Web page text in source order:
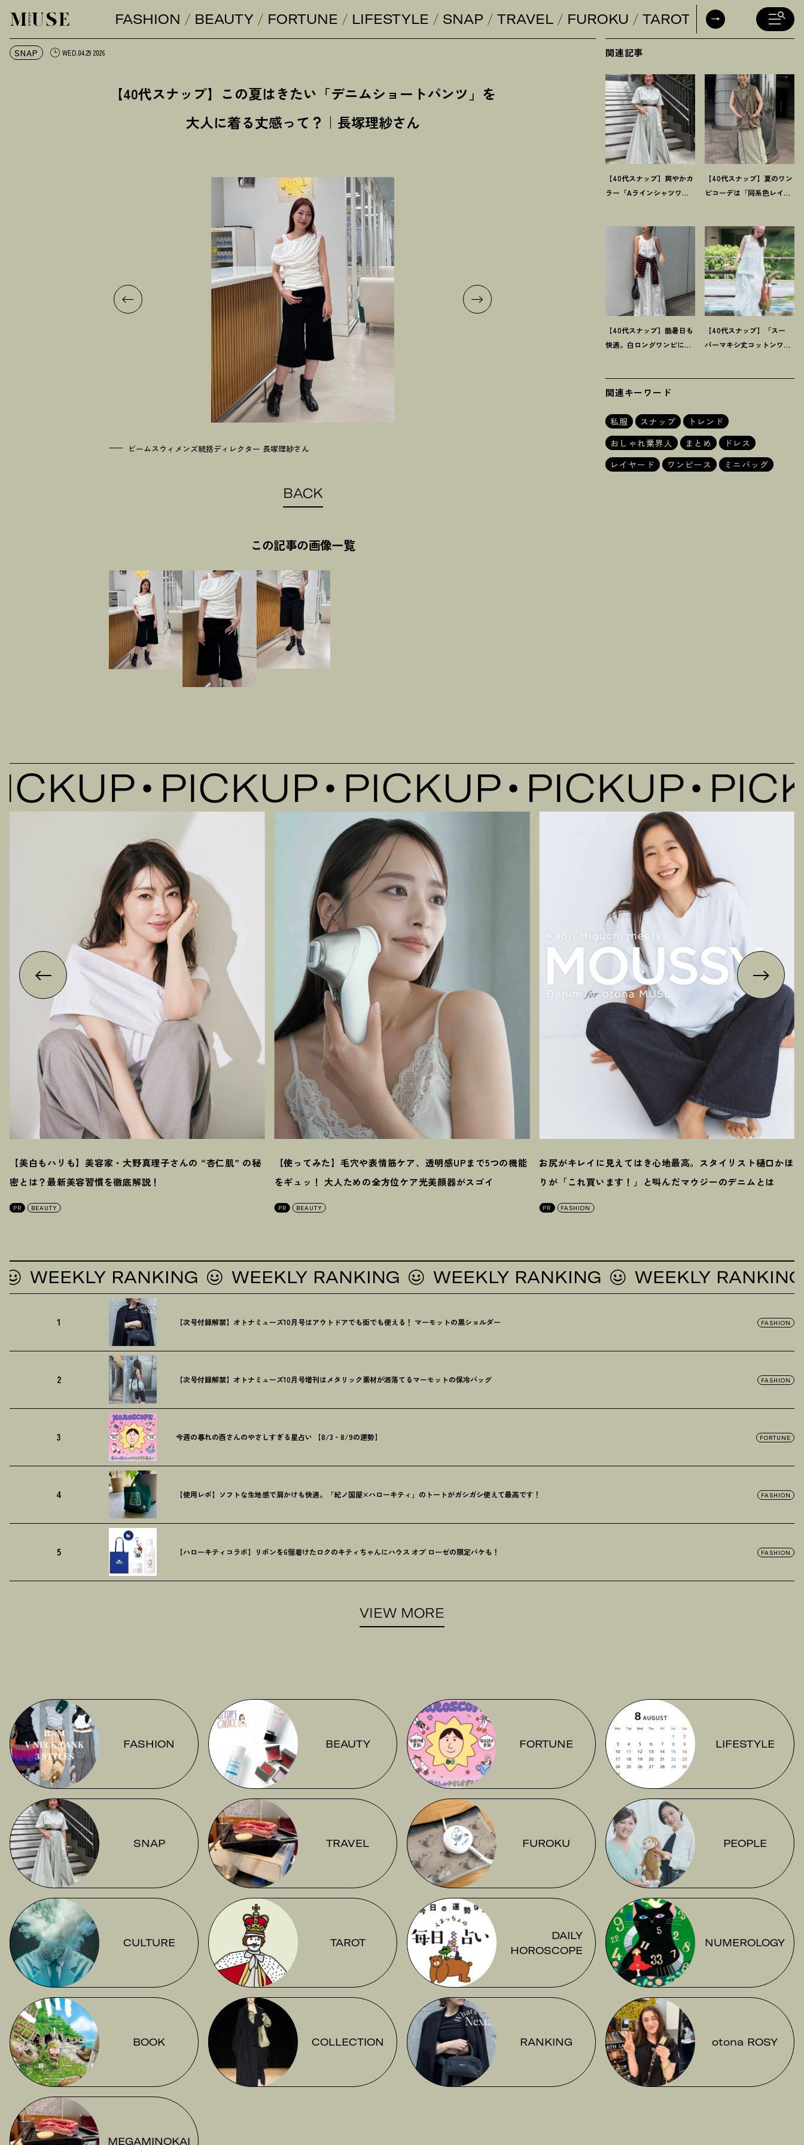
オトナミューズ ウェブFASHION BEAUTY FORTUNE LIFESTYLE SNAP TRAVEL FUROKU TAROT DAILY
SNAP WED.04.29 2026
【40代スナップ】この夏はきたい「デニムショートパンツ」を
大人に着る丈感って ？ ｜長塚理紗さん
ビームスウィメンズ統括ディレクター 長塚理紗さん ビームスウィメンズ統括ディレクター 長塚理紗さん
BACK
この記事の画像一覧
関連記事
【40代スナップ】爽やかカ
ラー「Aラインシャツワン
【40代スナップ】夏のワン
ピコーデは「同系色レイ
【40代スナップ】酷暑日も
快適。白ロングワンピに
【40代スナップ】「スー
パーマキシ丈コットンワン
関連キーワード
私服 スナップ
トレンド
おしゃれ業界人
まとめ
ドレス
レイヤード
ワンピース ミニバッグ
PICKUP PICKUP PICKUP
【美白もハリも】美容家・大野真理子さんの “杏仁肌” の秘
密とは？最新美容習慣を徹底解説 ！
PR BEAUTY
【使ってみた】毛穴や表情筋ケア、透明感UPまで5つの機能
をギュッ ！ 大人ための全方位ケア光美顔器がスゴイ
PR BEAUTY
お尻がキレイに見えてはき心地最高。スタイリスト樋口かほ
りが「これ買います ！ 」と叫んだマウジーのデニムとは
PR FASHION
RANKING WEEKLY RANKING WEEKLY RANKING WEEKLY RANKING
1 【次号付録解禁】オトナミューズ10月号はアウトドアでも街でも使える ！ マーモットの黒ショルダー FASHION
2 【次号付録解禁】オトナミューズ10月号増刊はメタリック素材が洒落てるマーモットの保冷バッグ FASHION
3 今週の暮れの酉さんのやさしすぎる星占い 【8/3‐8/9の運勢】 FORTUNE
4 【使用レポ】ソフトな生地感で肩かけも快適。「紀ノ国屋×ハローキティ」のトートがガシガシ使えて最高です ！ FASHION
5 【ハローキティコラボ】リボンを6個着けたロクのキティちゃんにハウス オブ ローゼの限定パケも ！ FASHION
VIEW MORE
FASHION BEAUTY FORTUNE LIFESTYLE
SNAP TRAVEL FUROKU PEOPLE
CULTURE TAROT
DAILY
HOROSCOPE
NUMEROLOGY
BOOK COLLECTION RANKING otona ROSY
MEGAMINOKAI